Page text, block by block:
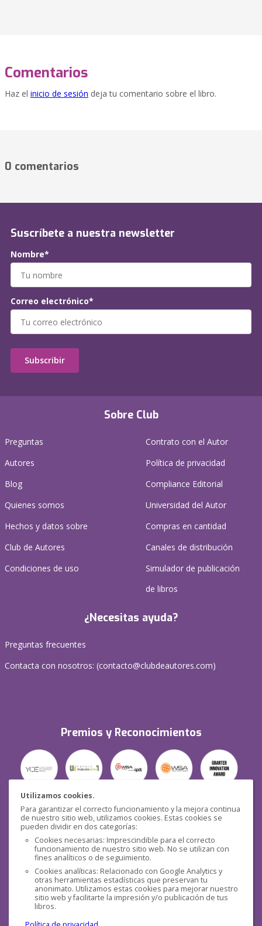
Utilizamos cookies.
Para garantizar el correcto funcionamiento y la mejora continua
de nuestro sitio web, utilizamos cookies. Estas cookies se
pueden dividir en dos categorías:
Cookies necesarias: Imprescindible para el correcto
funcionamiento de nuestro sitio web. No se utilizan con
fines analíticos o de seguimiento.
Cookies analíticas: Relacionado con Google Analytics y
otras herramientas estadísticas que preservan tu
anonimato. Utilizamos estas cookies para mejorar nuestro
sitio web y facilitarte la impresión y/o publicación de tus
libros.
Comentarios
Haz el inicio de sesión deja tu comentario sobre el libro.
0 comentarios
Sobre Club
Preguntas
Autores
Blog
Quienes somos
Hechos y datos sobre
Club de Autores
Condiciones de uso
Contrato con el Autor
Política de privacidad
Compliance Editorial
Universidad del Autor
Compras en cantidad
Canales de distribución
Simulador de publicación
de libros
¿Necesitas ayuda?
Preguntas frecuentes
Contacta con nosotros: (contacto@clubdeautores.com)
Premios y Reconocimientos
Seguridad
Redes sociales
Suscríbete a nuestra newsletter
Nombre*
Correo electrónico*
Subscribir